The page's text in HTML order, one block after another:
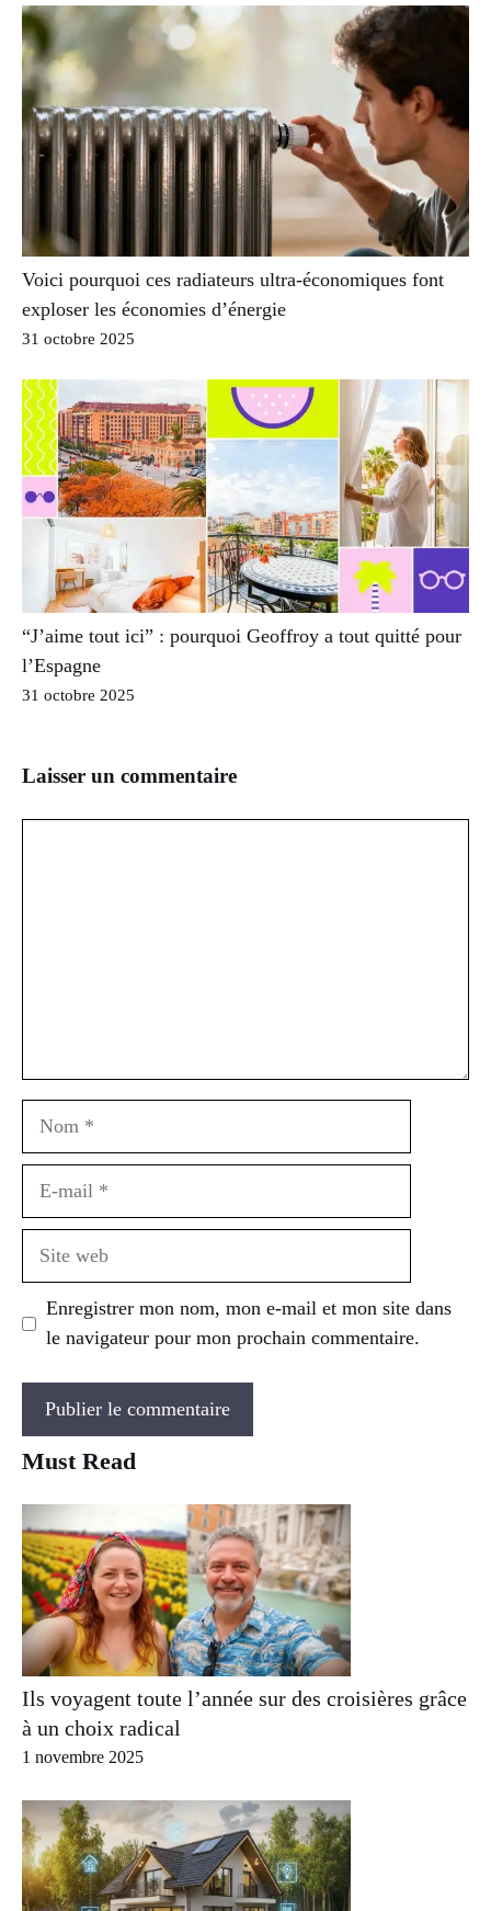
Voici pourquoi ces radiateurs ultra-économiques font
exploser les économies d’énergie
31 octobre 2025
“J’aime tout ici” : pourquoi Geoffroy a tout quitté pour
l’Espagne
31 octobre 2025
Laisser un commentaire
Enregistrer mon nom, mon e-mail et mon site dans
le navigateur pour mon prochain commentaire.
Must Read
Ils voyagent toute l’année sur des croisières grâce
à un choix radical
1 novembre 2025